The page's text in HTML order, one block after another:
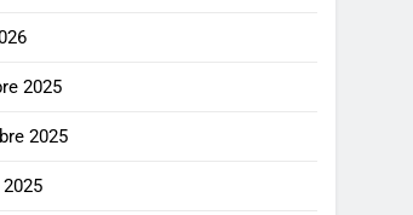
2025
2025